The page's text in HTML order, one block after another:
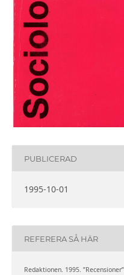
PUBLICERAD
1995-10-01
REFERERA SÅ HÄR
Redaktionen. 1995.